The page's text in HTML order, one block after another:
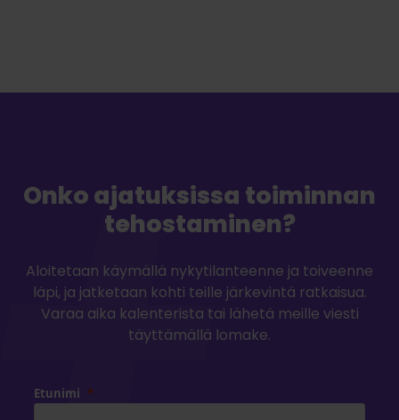
Onko ajatuksissa toiminnan
tehostaminen?
Aloitetaan käymällä nykytilanteenne ja toiveenne
läpi, ja jatketaan kohti teille järkevintä ratkaisua.
Varaa aika kalenterista tai lähetä meille viesti
täyttämällä lomake.
Etunimi